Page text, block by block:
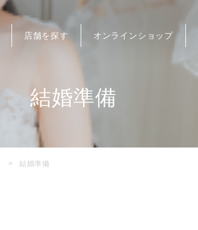
店舗を探す オンラインショップ
結婚準備
結婚準備